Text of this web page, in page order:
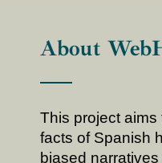
About
This project
facts of Spanish
biased